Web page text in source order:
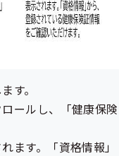
す。
ールし、「健康保険
ます。「資格情報」